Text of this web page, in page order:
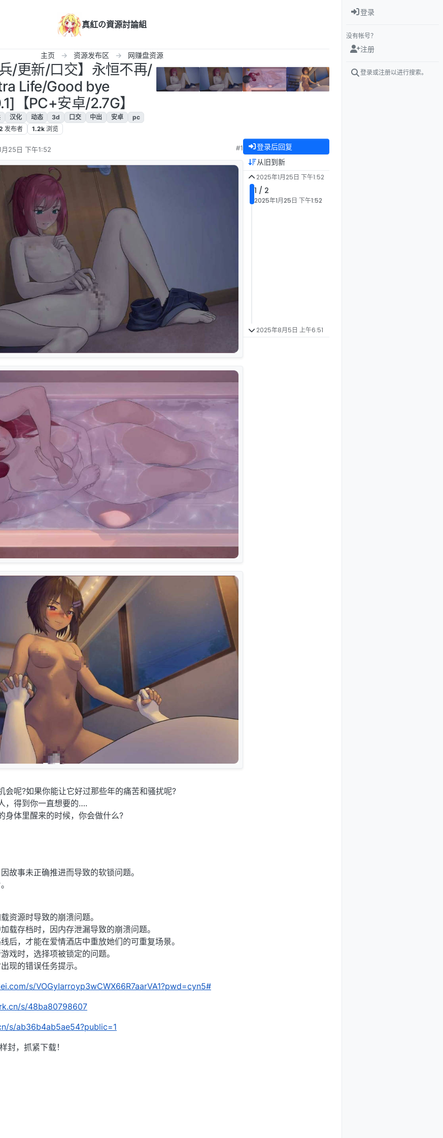
真紅の資源討論組
主页 资源发布区 网赚盘资源
/更新/口交】永恒不再/
Life/Good bye
【PC+安卓/2.7G】
汉化 动态 3d 口交 中出 安卓
pc
发布者 1.2k 浏览
25日 下午1:52 #1
会呢?如果你能让它好过那些年的痛苦和骚扰呢?
，得到你一直想要的….
身体里醒来的时候，你会做什么?
故事未正确推进而导致的软锁问题。
资源时导致的崩溃问题。
载存档时，因内存泄漏导致的崩溃问题。
后，才能在爱情酒店中重放她们的可重复场景。
戏时，选择项被锁定的问题。
现的错误任务提示。
s/VOGyIarroyp3wCWX66R7aarVA1?pwd=cyn5#
s/48ba80798607
s/ab36b4ab5ae54?public=1
封，抓紧下载！
登录后回复
从旧到新
2025年1月25日 下午1:52
1 / 2
2025年1月25日 下午1:52
2025年8月5日 上午6:51
登录
没有帐号？
注册
登录或注册以进行搜索。